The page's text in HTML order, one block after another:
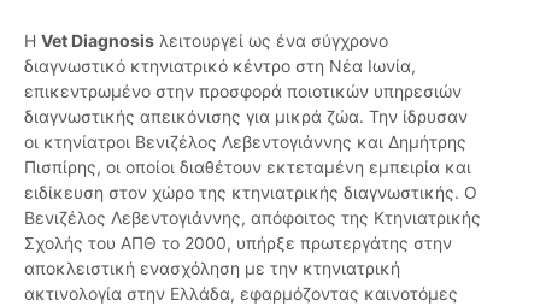
Η Vet Diagnosis λειτουργεί ως ένα σύγχρονο
διαγνωστικό κτηνιατρικό κέντρο στη Νέα Ιωνία,
επικεντρωμένο στην προσφορά ποιοτικών υπηρεσιών
διαγνωστικής απεικόνισης για μικρά ζώα. Την ίδρυσαν
οι κτηνίατροι Βενιζέλος Λεβεντογιάννης και Δημήτρης
Πισπίρης, οι οποίοι διαθέτουν εκτεταμένη εμπειρία και
ειδίκευση στον χώρο της κτηνιατρικής διαγνωστικής. Ο
Βενιζέλος Λεβεντογιάννης, απόφοιτος της Κτηνιατρικής
Σχολής του ΑΠΘ το 2000, υπήρξε πρωτεργάτης στην
αποκλειστική ενασχόληση με την κτηνιατρική
ακτινολογία στην Ελλάδα, εφαρμόζοντας καινοτόμες